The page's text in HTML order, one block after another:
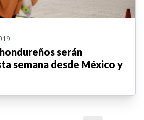
serán
semana desde México y